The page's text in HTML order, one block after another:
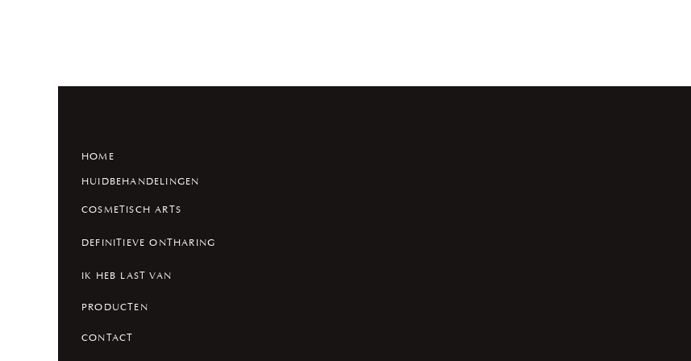
HOME
HUIDBEHANDELINGEN
COSMETISCH ARTS
DEFINITIEVE ONTHARING
IK HEB LAST VAN
PRODUCTEN
CONTACT